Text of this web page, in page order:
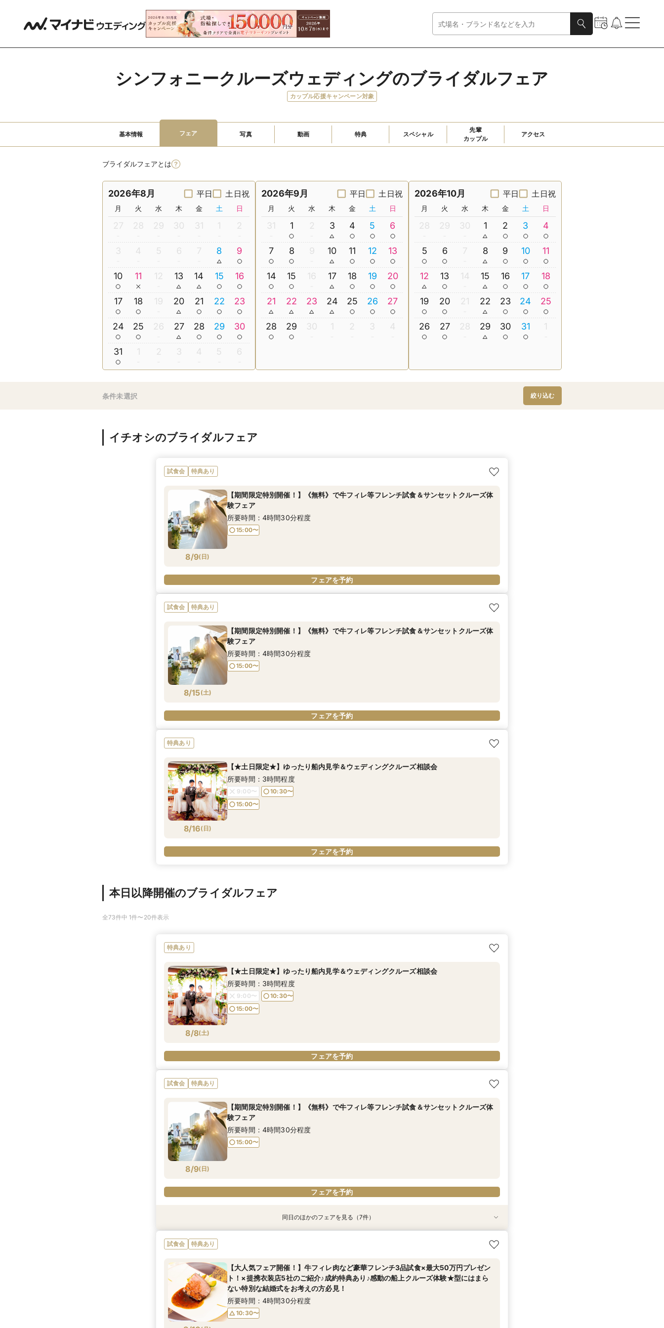
シンフォニークルーズウェディングのブライダルフェア
カップル応援キャンペーン対象
基本情報 フェア 写真 動画 特典 スペシャル
先輩
カップル
アクセス
ブライダルフェアとは
2026年8月 平日 土日祝
月 火 水 木 金 土 日
27 28 29 30 31 1 2
3 4 5 6 7 8 9
10 11 12 13 14 15 16
17 18 19 20 21 22 23
24 25 26 27 28 29 30
31 1 2 3 4 5 6
2026年9月 平日 土日祝
月 火 水 木 金 土 日
31 1 2 3 4 5 6
7 8 9 10 11 12 13
14 15 16 17 18 19 20
21 22 23 24 25 26 27
28 29 30 1 2 3 4
2026年10月 平日 土日祝
月 火 水 木 金 土 日
28 29 30 1 2 3 4
5 6 7 8 9 10 11
12 13 14 15 16 17 18
19 20 21 22 23 24 25
26 27 28 29 30 31 1
条件未選択 絞り込む
イチオシのブライダルフェア
試食会 特典あり
8/9( 日)
【期間限定特別開催！】《無料》で牛フィレ等フレンチ試食＆サンセットクルーズ体
験フェア
所要時間：4時間30分程度
15:00〜
フェアを予約
試食会 特典あり
8/15(土)
【期間限定特別開催！】《無料》で牛フィレ等フレンチ試食＆サンセットクルーズ体
験フェア
所要時間：4時間30分程度
15:00〜
フェアを予約
特典あり
8/16( 日)
【★土日限定★】ゆったり船内見学＆ウェディングクルーズ相談会
所要時間：3時間程度
9:00〜
10:30〜
15:00〜
フェアを予約
本日以降開催のブライダルフェア
全73件中 1件〜20件表示
特典あり
8/8(土)
【★土日限定★】ゆったり船内見学＆ウェディングクルーズ相談会
所要時間：3時間程度
9:00〜
10:30〜
15:00〜
フェアを予約
試食会 特典あり
8/9( 日)
【期間限定特別開催！】《無料》で牛フィレ等フレンチ試食＆サンセットクルーズ体
験フェア
所要時間：4時間30分程度
15:00〜
フェアを予約
8/9(日
所要時間：2時間30分程度
9:00〜
10:30〜
15:00〜
8/9(日
9:00〜
10:30〜
15:00〜
8/9(日
13:30〜
8/9(日
10:30〜
8/9(日
9:00〜 10:30〜
8/9(日
10:30〜 13:00〜
8/9(日
【大人気フェア開催！】牛フィレ肉など豪華フレンチ3品試食×最大50万円プレゼン
ない特別な結婚式をお考えの方必見！
所要時間：4時間30分程度
10:30〜
同日のほかのフェアを見る（7件）
試食会 特典あり
【大人気フェア開催！】牛フィレ肉など豪華フレンチ3品試食×最大50万円プレゼン
ト！×提携衣装店5社のご紹介♪成約特典あり♪感動の船上クルーズ体験★型にはまら
ない特別な結婚式をお考えの方必見！
所要時間：4時間30分程度
10:30〜